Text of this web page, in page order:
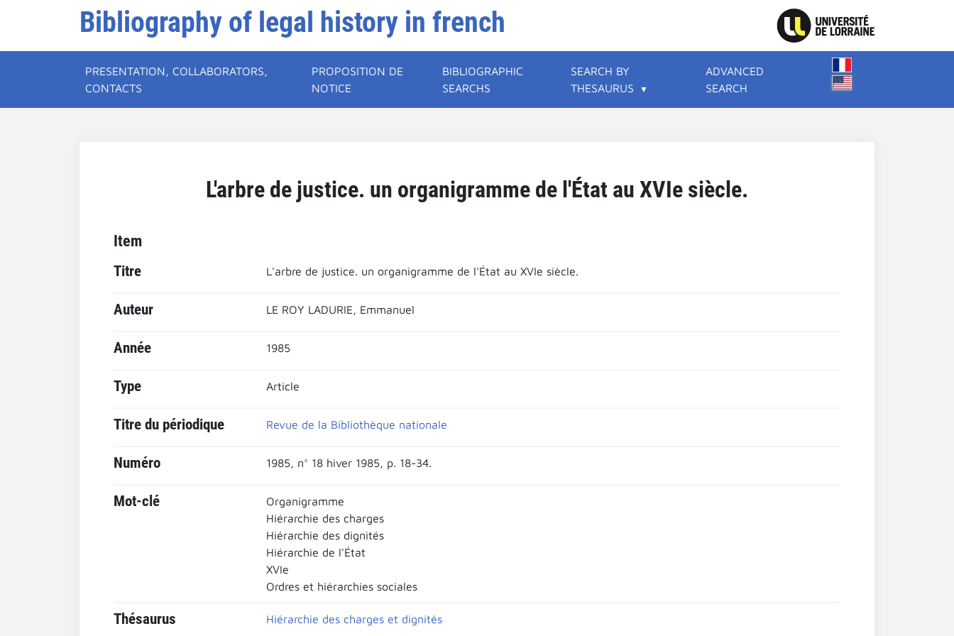
Bibliography of legal history in french
PRESENTATION, COLLABORATORS,
CONTACTS
PROPOSITION DE
NOTICE
BIBLIOGRAPHIC
SEARCHS
SEARCH BY
THESAURUS
ADVANCED
SEARCH
L'arbre de justice. un organigramme de l'État au XVIe siècle.
Item
Titre L'arbre de justice. un organigramme de l'État au XVIe siècle.
Auteur LE ROY LADURIE, Emmanuel
Année 1985
Type Article
Titre du périodique Revue de la Bibliothèque nationale
Numéro 1985, n° 18 hiver 1985, p. 18-34.
Mot-clé
Organigramme
Hiérarchie des charges
Hiérarchie des dignités
Hiérarchie de l'État
XVIe
Ordres et hiérarchies sociales
Thésaurus Hiérarchie des charges et dignités